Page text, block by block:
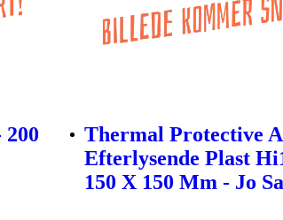
Thermal Protective
Efterlysende Plast
150 X 150 Mm - Jo